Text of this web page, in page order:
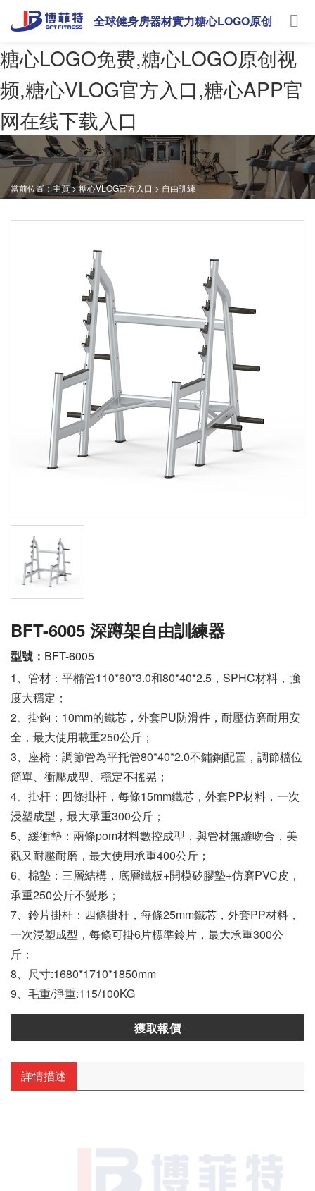
糖心LOGO免费,糖心LOGO原创视
频,糖心VLOG官方入口,糖心APP官
网在线下载入口
全球健身房器材實力糖心LOGO原创
當前位置：主頁>糖心VLOG官方入口 > 自由訓練
BFT-6005 深蹲架自由訓練器
型號： BFT-6005
1、管材：平橢管110*60*3.0和80*40*2.5，SPHC材料，強
度大穩定；
2、掛鉤：10mm的鐵芯，外套PU防滑件，耐壓仿磨耐用安
全，最大使用載重250公斤；
3、座椅：調節管為平托管80*40*2.0不鏽鋼配置，調節檔位
簡單、衝壓成型、穩定不搖晃；
4、掛杆：四條掛杆，每條15mm鐵芯，外套PP材料，一次
浸塑成型，最大承重300公斤；
5、緩衝墊：兩條pom材料數控成型，與管材無縫吻合，美
觀又耐壓耐磨，最大使用承重400公斤；
6、棉墊：三層結構，底層鐵板+開模矽膠墊+仿磨PVC皮，
承重250公斤不變形；
7、鈴片掛杆：四條掛杆，每條25mm鐵芯，外套PP材料，
一次浸塑成型，每條可掛6片標準鈴片，最大承重300公
斤；
8、尺寸:1680*1710*1850mm
9、毛重/淨重:115/100KG
獲取報價
詳情描述